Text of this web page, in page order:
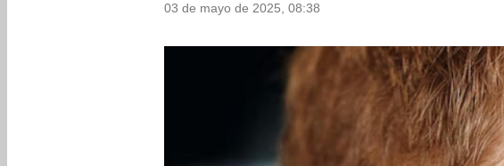
03 de mayo de 2025, 08:38